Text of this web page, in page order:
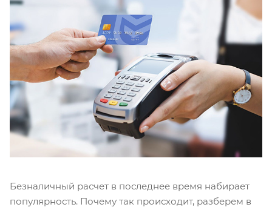
Безналичный расчет в последнее время набирает
популярность. Почему так происходит, разберем в